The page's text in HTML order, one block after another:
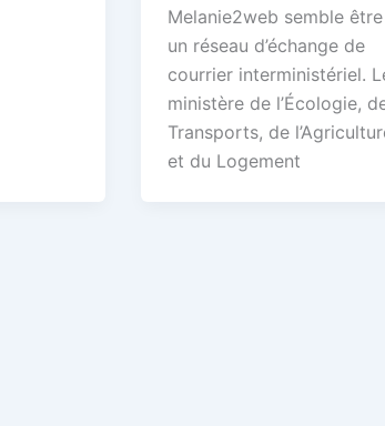
Melanie2web semble être
un réseau d’échange de
courrier interministériel.
ministère de l’Écologie,
Transports, de
et du Logement